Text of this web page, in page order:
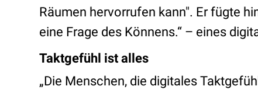
Räumen hervorrufen kann". Er fügte
eine Frage des Könnens.“ – eines
Taktgefühl ist alles
„Die Menschen, die digitales